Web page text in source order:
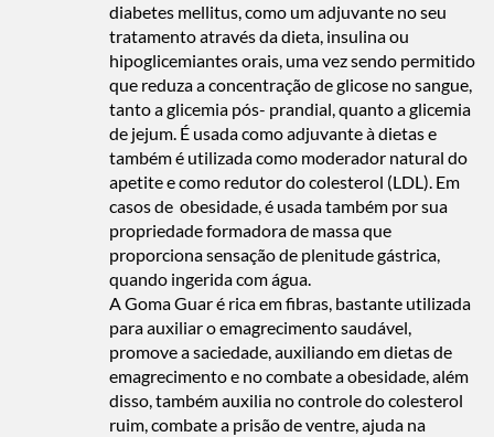
diabetes mellitus, como um adjuvante no seu
tratamento através da dieta, insulina ou
hipoglicemiantes orais, uma vez sendo permitido
que reduza a concentração de glicose no sangue,
tanto a glicemia pós- prandial, quanto a glicemia
de jejum. É usada como adjuvante à dietas e
também é utilizada como moderador natural do
apetite e como redutor do colesterol (LDL). Em
casos de obesidade, é usada também por sua
propriedade formadora de massa que
proporciona sensação de plenitude gástrica,
quando ingerida com água.
A Goma Guar é rica em fibras, bastante utilizada
para auxiliar o emagrecimento saudável,
promove a saciedade, auxiliando em dietas de
emagrecimento e no combate a obesidade, além
disso, também auxilia no controle do colesterol
ruim, combate a prisão de ventre, ajuda na